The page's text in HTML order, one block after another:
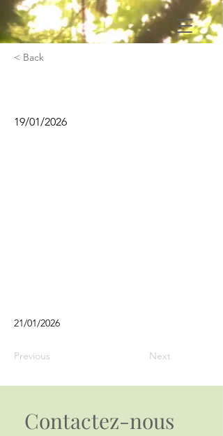
< Back
19/01/2026
21/01/2026
Previous Next
Contactez-nous